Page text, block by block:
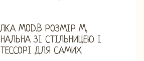
MOD.B РОЗМІР M,
ЗІ СТІЛЬНИЦЕЮ І
ДЛЯ САМИХ